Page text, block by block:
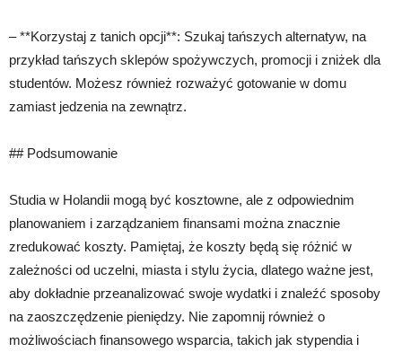
– **Korzystaj z tanich opcji**: Szukaj tańszych alternatyw, na
przykład tańszych sklepów spożywczych, promocji i zniżek dla
studentów. Możesz również rozważyć gotowanie w domu
zamiast jedzenia na zewnątrz.
## Podsumowanie
Studia w Holandii mogą być kosztowne, ale z odpowiednim
planowaniem i zarządzaniem finansami można znacznie
zredukować koszty. Pamiętaj, że koszty będą się różnić w
zależności od uczelni, miasta i stylu życia, dlatego ważne jest,
aby dokładnie przeanalizować swoje wydatki i znaleźć sposoby
na zaoszczędzenie pieniędzy. Nie zapomnij również o
możliwościach finansowego wsparcia, takich jak stypendia i